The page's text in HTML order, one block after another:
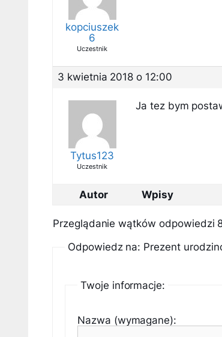
kopciuszek
6
Uczestnik
3 kwietnia 2018 o 12:00
Tytus123
Uczestnik
Ja tez bym
Autor Wpisy
Przeglądanie wątków odpowiedzi
Odpowiedz na: Prezent
Twoje informacje:
Nazwa (wymagane):